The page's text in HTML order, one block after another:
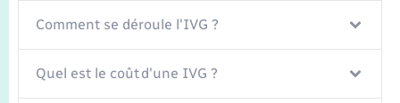
Comment se déroule l'IVG ?
Quel est le coût d'une IVG ?